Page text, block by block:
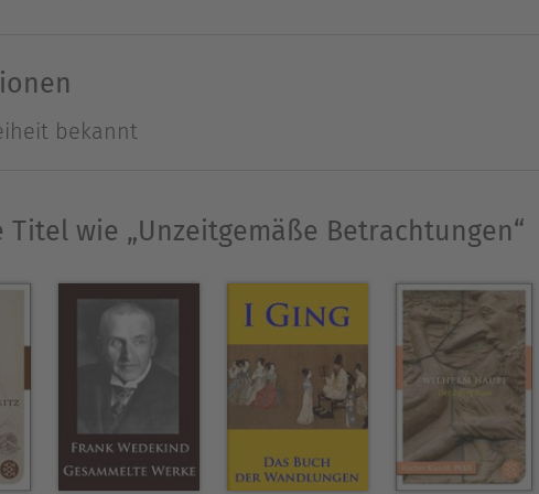
Ursprüngen entfernte, bis zu seiner geistigen
bekannt
Titel wie „Unzeitgemäße Betrachtungen“